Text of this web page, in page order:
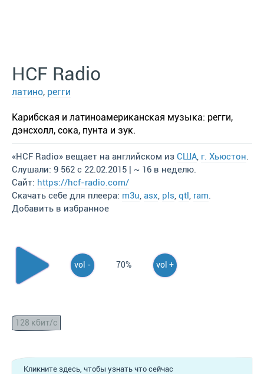
HCF Radio
латино, регги
Карибская и латиноамериканская музыка: регги,
дэнсхолл, сока, пунта и зук.
«HCF Radio» вещает на английском из США, г. Хьюстон.
Слушали: 9 562 с 22.02.2015 | ~ 16 в неделю.
Сайт: https://hcf-radio.com/
Скачать себе для плеера: m3u, asx, pls, qtl, ram.
Добавить в избранное
vol - 70% vol +
128 кбит/с
Кликните здесь, чтобы узнать что сейчас